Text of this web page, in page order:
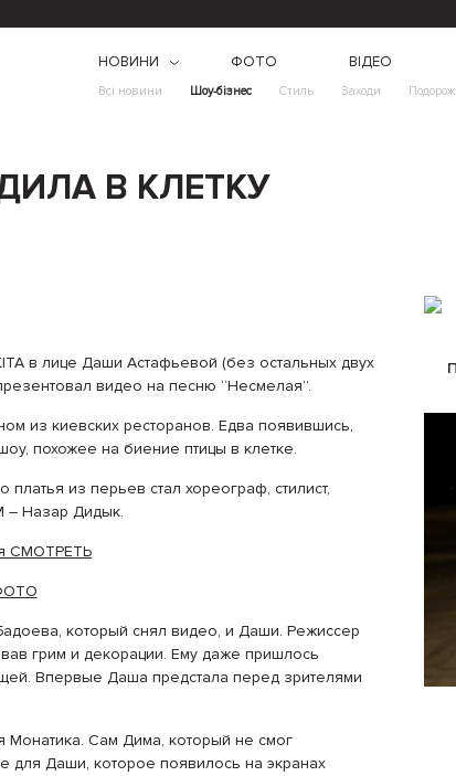
НОВИНИ
Всі новини Шоу-бізнес Стиль Заходи Подорожі
ФОТО ВІДЕО
В КЛЕТКУ
в лице Даши Астафьевой (без остальных двух
видео на песню “Несмелая”.
из киевских ресторанов. Едва появившись,
похожее на биение птицы в клетке.
из перьев стал хореограф, стилист,
– Назар Дидык.
СМОТРЕТЬ
который снял видео, и Даши. Режиссер
грим и декорации. Ему даже пришлось
Впервые Даша предстала перед зрителями
Монатика. Сам Дима, который не смог
для Даши, которое появилось на экранах